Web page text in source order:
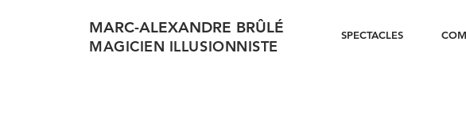
MARC-ALEXANDRE BRÛLÉ
MAGICIEN ILLUSIONNISTE
SPECTACLES